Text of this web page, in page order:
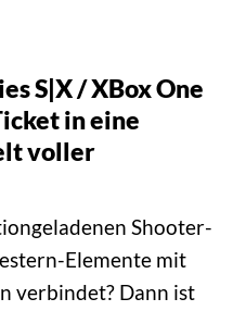
S|X / XBox One
in eine
voller
Shooter-
Elemente mit
verbindet? Dann ist